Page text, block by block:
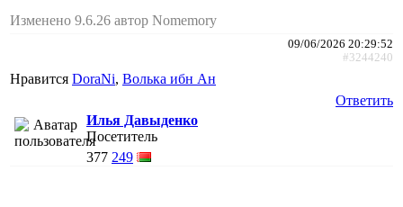
Изменено 9.6.26 автор Nomemory
09/06/2026 20:29:52
#3244240
Нравится DoraNi, Волька ибн Ан
Ответить
Илья Давыденко
Посетитель
377 249